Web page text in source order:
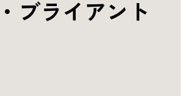
ブライアント